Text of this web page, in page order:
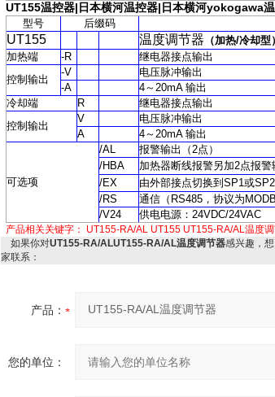
UT155温控器| 日本横河温控器| 日本横河yokogawa
型号 后缀码
UT155 温度调节器 （加热/冷却型 ）
加热端
-R
继电器接点输出
控制输出
-V
电压脉冲输出
-A
4～20mA 输出
冷却端
R
继电器接点输出
控制输出
V
电压脉冲输出
A
4～20mA 输出
可选项
/AL 报警输出 （2点 ）
/HBA
加热器断线报警另加2点报警
/EX
由外部接点切换到 SP1或SP2
/RS
通信 （RS485 ，协议为
/V24
供电电源： 24VDC/24VAC
产品相关关键字： UT155-RA/AL UT155 UT155-RA/AL温度
如果你对UT155-RA/ALUT155-RA/AL温度调节器感兴趣，
家联系：
产品：
您的单位：